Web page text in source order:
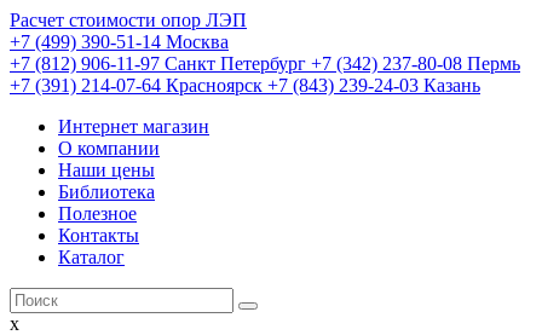
Расчет стоимости опор ЛЭП
+7 (499) 390-51-14 Москва
+7 (812) 906-11-97 Санкт Петербург +7 (342) 237-80-08 Пермь
+7 (391) 214-07-64 Красноярск +7 (843) 239-24-03 Казань
Интернет магазин
О компании
Наши цены
Библиотека
Полезное
Контакты
Каталог
x